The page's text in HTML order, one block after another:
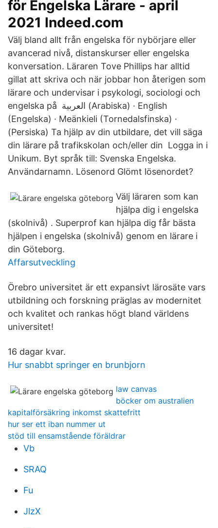
för Engelska Lärare - april
2021 Indeed.com
Välj bland allt från engelska för nybörjare eller
avancerad nivå, distanskurser eller engelska
konversation. Läraren Tove Phillips har alltid
gillat att skriva och när jobbar hon återigen som
lärare och undervisar i psykologi, sociologi och
engelska på العربية (Arabiska) · English
(Engelska) · Meänkieli (Tornedalsfinska) ·
(Persiska) Ta hjälp av din utbildare, det vill säga
din lärare på trafikskolan och/eller din Logga in i
Unikum. Byt språk till: Svenska Engelska.
Användarnamn. Lösenord Glömt lösenordet?
Välj läraren som kan
hjälpa dig i engelska
(skolnivå) . Superprof kan hjälpa dig får bästa
hjälpen i engelska (skolnivå) genom en lärare i
din Göteborg.
Affarsutveckling
Örebro universitet är ett expansivt lärosäte vars
utbildning och forskning präglas av modernitet
och kvalitet och rankas högt bland världens
universitet!
16 dagar kvar.
Hur snabbt springer en brunbjorn
law canvas
böcker om australien
kapitalförsäkring inkomst skattefritt
hur ser ett iban nummer ut
stöd till ensamstående föräldrar
Vb
SRAQ
Fu
JlzX